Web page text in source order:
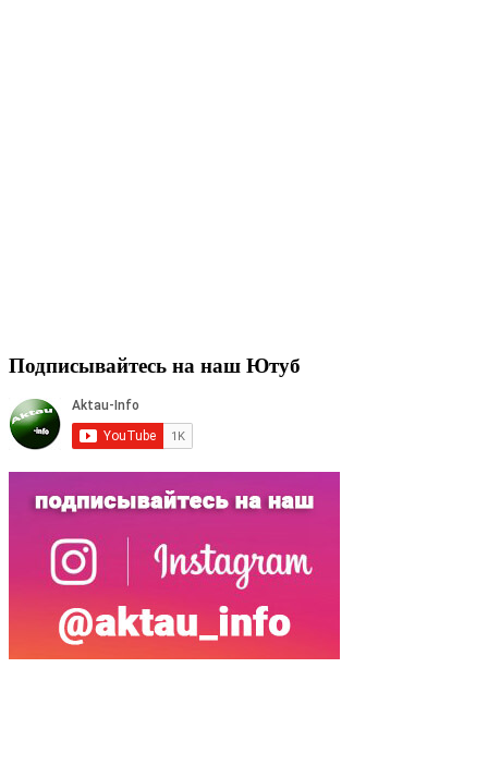
Подписывайтесь на наш Ютуб